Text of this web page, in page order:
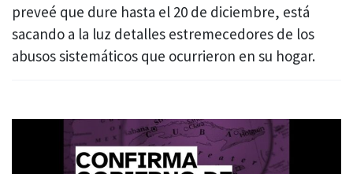
preveé que dure hasta el 20 de diciembre, está
sacando a la luz detalles estremecedores de los
abusos sistemáticos que ocurrieron en su hogar.